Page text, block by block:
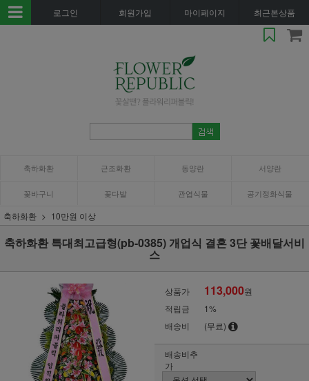
로그인 회원가입 마이페이지 최근본상품
축하화환 근조화환 동양란 서양란
꽃바구니 꽃다발 관엽식물 공기정화식물
축하화환 10만원 이상
축하화환 특대최고급형(pb-0385) 개업식 결혼 3단 꽃배달서비
스
상품가 113,000원
적립금
1%
배송비
(무료)
배송비추
가